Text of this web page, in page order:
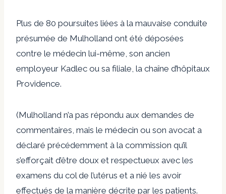
Plus de 80 poursuites liées à la mauvaise conduite
présumée de Mulholland ont été déposées
contre le médecin lui-même, son ancien
employeur Kadlec ou sa filiale, la chaîne d’hôpitaux
Providence.
(Mulholland n’a pas répondu aux demandes de
commentaires, mais le médecin ou son avocat a
déclaré précédemment à la commission qu’il
s’efforçait d’être doux et respectueux avec les
examens du col de l’utérus et a nié les avoir
effectués de la manière décrite par les patients.